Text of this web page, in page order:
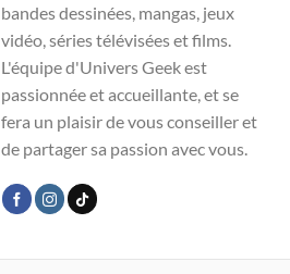
bandes dessinées, mangas, jeux
vidéo, séries télévisées et films.
L'équipe d'Univers Geek est
passionnée et accueillante, et se
fera un plaisir de vous conseiller et
de partager sa passion avec vous.